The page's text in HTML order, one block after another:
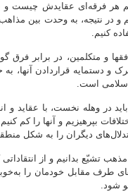
هر فرقه‌ای عقایدش چیست
در نتیجه، به وحدت بین
کنیم.
و متکلمین، در برابر فرق
و دستمایه قراردادن آنها،
است.
در وهله نخست، با عقاید و
بپرهیزیم و آنها را
دیگران را به شکل
تشیّع بدانیم و از
طرف مقابل خودمان را
شود.